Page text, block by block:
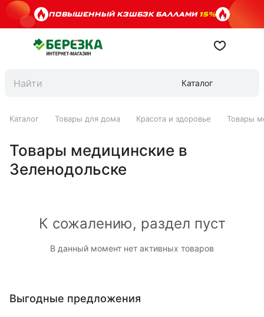
ПОВЫШЕННЫЙ КЭШБЭК БАЛЛАМИ15%
Каталог
Каталог Товары для дома Красота и здоровье Товары
Товары медицинские в
Зеленодольске
К сожалению, раздел пуст
В данный момент нет активных товаров
Выгодные предложения